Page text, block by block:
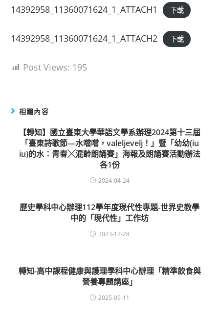
14392958_11360071624_1_ATTACH1 下載
14392958_11360071624_1_ATTACH2 下載
Post Views: 195
相關內容
【轉知】國立臺東大學華語文學系辦理2024第十三屆
「臺東詩歌節—水噹噹，valeljevelj！」暨「幼幼(iu
iu)的水：青春╳混齡朗誦賽」海報及朗誦賽活動辦法
各1份
2024-04-24
歷史學科中心辦理112學年度現代性專題-世界史教學
中的「現代性」工作坊
2023-12-28
轉知-高中課程健康與護理學科中心辦理「精準飲食與
營養專題講座」
2025-09-11